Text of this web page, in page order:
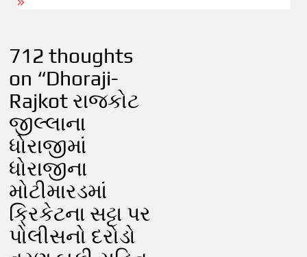
712 thoughts
on “Dhoraji-
Rajkot રાજકોટ
જીલ્લાના
ધોરાજીમાં
ધોરાજીના
મોટીમારડમાં
ક્રિકેટના સટ્ટા પર
પોલીસનો દરોડો